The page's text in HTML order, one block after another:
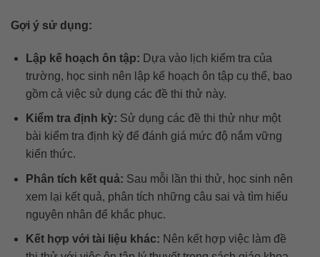
Gợi ý sử dụng:
Lập kế hoạch ôn tập: Dựa vào lịch kiểm tra của
trường, học sinh nên lập kế hoạch ôn tập cụ thể, bao
gồm cả việc sử dụng các đề thi thử này.
Kiểm tra định kỳ: Sử dụng các đề thi thử như một
bài kiểm tra định kỳ để đánh giá mức độ nắm vững
kiến thức.
Phân tích kết quả: Sau mỗi lần thi thử, học sinh nên
xem lại kết quả, phân tích những câu sai và tìm hiểu
nguyên nhân để khắc phục.
Kết hợp với tài liệu khác: Nên kết hợp việc làm đề